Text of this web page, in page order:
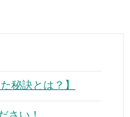
秘訣とは？】